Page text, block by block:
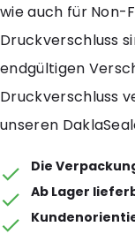
wie auch für Non-
Druckverschluss
endgültigen
Druckverschluss
unseren
Die
Ab Lager